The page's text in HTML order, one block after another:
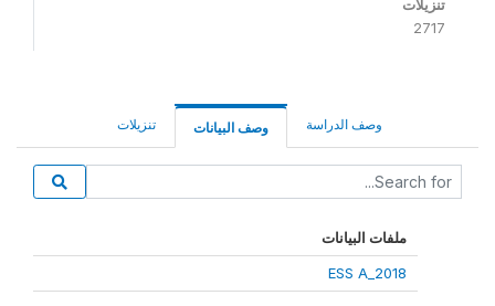
تنزيلات
2717
وصف الدراسة وصف البيانات تنزيلات
ملفات البيانات
ESS A_2018